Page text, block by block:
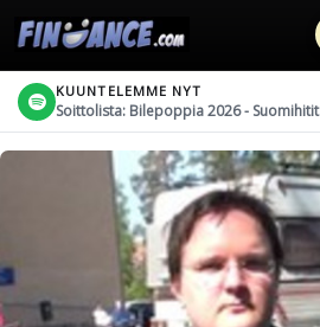
KUUNTELEMME NYT
Soittolista: Bilepoppia 2026 - Suomihitit